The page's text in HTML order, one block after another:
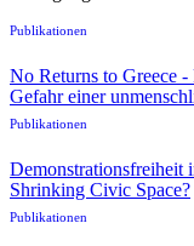
Publikationen
No Returns to Greece
Gefahr einer
Publikationen
Demonstrationsfreiheit
Shrinking Civic Space?
Publikationen